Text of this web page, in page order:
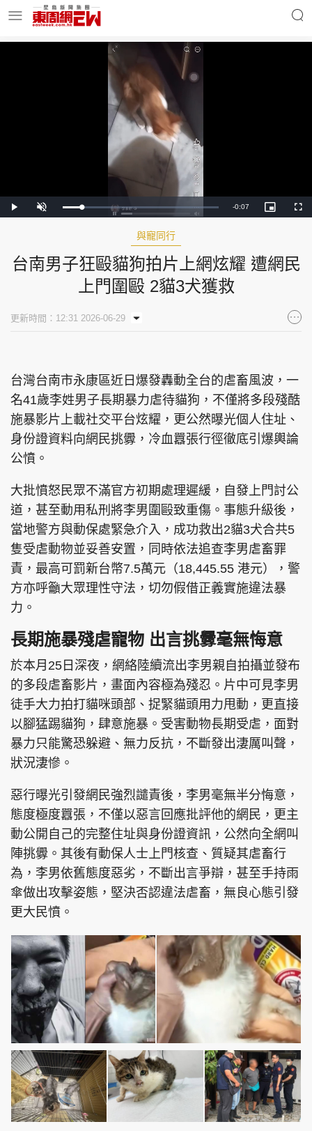
明星名人
東周Ladies 優享生活
東周食玩通
玄學靈異 東周專欄
東周刊 cazbuyer 東Touch
頭條日報 星島環球 The Standard
頭條搵工 EDUPLUS
關於我們
隱私政策聲明
使用條款
Copyright © 東周網 版權所有 . 不得轉載
©Eastweek.com.hk. All rights reserved.
Play UnmuteLoaded:
0%
Remaining
-0:07
Picture-
in-
與寵同行
台南男子狂毆貓狗拍片上網炫耀 遭網民
上門圍毆 2貓3犬獲救
更新時間：12:31 2026-06-29
台灣台南市永康區近日爆發轟動全台的虐畜風波，一
名41歲李姓男子長期暴力虐待貓狗，不僅將多段殘酷
施暴影片上載社交平台炫耀，更公然曝光個人住址、
身份證資料向網民挑釁，冷血囂張行徑徹底引爆輿論
公憤。
大批憤怒民眾不滿官方初期處理遲緩，自發上門討公
道，甚至動用私刑將李男圍毆致重傷。事態升級後，
當地警方與動保處緊急介入，成功救出2貓3犬合共5
隻受虐動物並妥善安置，同時依法追查李男虐畜罪
責，最高可罰新台幣7.5萬元（18,445.55 港元），警
方亦呼籲大眾理性守法，切勿假借正義實施違法暴
力。
長期施暴殘虐寵物 出言挑釁毫無悔意
於本月25日深夜，網絡陸續流出李男親自拍攝並發布
的多段虐畜影片，畫面內容極為殘忍。片中可見李男
徒手大力拍打貓咪頭部、捉緊貓頭用力甩動，更直接
以腳猛踢貓狗，肆意施暴。受害動物長期受虐，面對
暴力只能驚恐躲避、無力反抗，不斷發出淒厲叫聲，
狀況淒慘。
惡行曝光引發網民強烈譴責後，李男毫無半分悔意，
態度極度囂張，不僅以惡言回應批評他的網民，更主
動公開自己的完整住址與身份證資訊，公然向全網叫
陣挑釁。其後有動保人士上門核查、質疑其虐畜行
為，李男依舊態度惡劣，不斷出言爭辯，甚至手持雨
傘做出攻擊姿態，堅決否認違法虐畜，無良心態引發
更大民憤。